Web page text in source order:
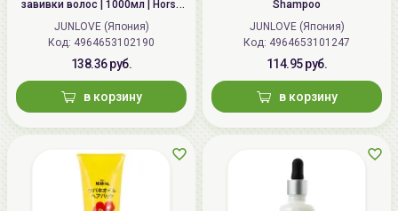
завивки волос | 1000мл | Horse
Oil Conditioner
JUNLOVE (Япония)
Код: 4964653102190
138.36 руб.
в корзину
Shampoo
JUNLOVE (Япония)
Код: 4964653101247
114.95 руб.
в корзину